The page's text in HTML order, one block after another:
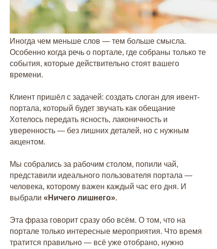
Иногда чем меньше слов — тем больше смысла.
Особенно когда речь о портале, где собраны только те
события, которые действительно стоят вашего
времени.
Клиент пришёл с задачей: создать слоган для ивент-
портала, который будет звучать как обещание
Хотелось передать ясность, лаконичность и
уверенность — без лишних деталей, но с нужным
акцентом.
Мы собрались за рабочим столом, попили чай,
представили идеального пользователя портала —
человека, которому важен каждый час его дня. И
выбрали «Ничего лишнего».
Эта фраза говорит сразу обо всём. О том, что на
портале только интересные мероприятия. Что время
тратится правильно — всё уже отобрано, нужно